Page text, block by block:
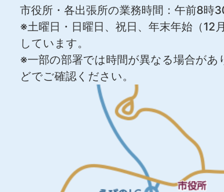
市役所・各出張所の業務時間：午前8時
※土曜日・日曜日、祝日、年末年始（12
しています。
※一部の部署では時間が異なる場合が
どでご確認ください。